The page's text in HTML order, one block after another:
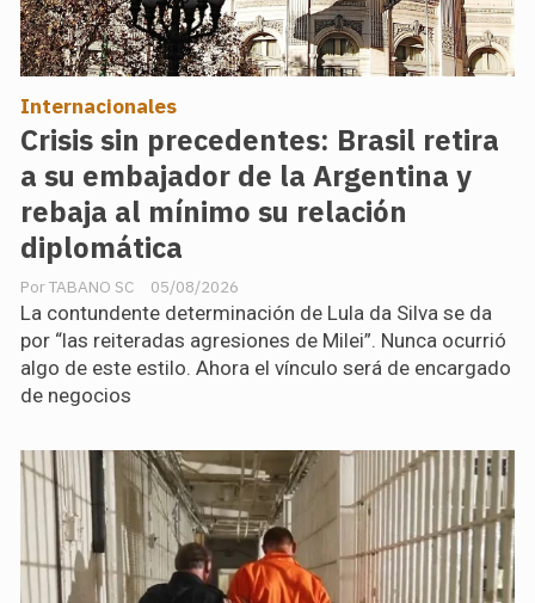
Crisis sin precedentes: Brasil retira
a su embajador de la Argentina y
rebaja al mínimo su relación
diplomática
TABANO SC
Internacionales
05/08/2026
La contundente determinación de Lula da Silva se da
por “las reiteradas agresiones de Milei”. Nunca ocurrió
algo de este estilo. Ahora el vínculo será de encargado
de negocios